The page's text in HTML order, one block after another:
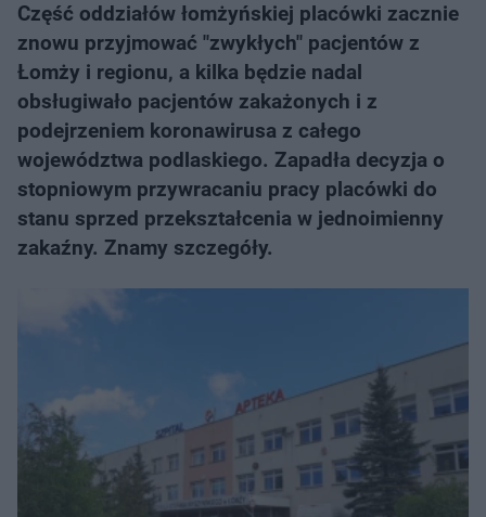
Część oddziałów łomżyńskiej placówki zacznie
znowu przyjmować "zwykłych" pacjentów z
Łomży i regionu, a kilka będzie nadal
obsługiwało pacjentów zakażonych i z
podejrzeniem koronawirusa z całego
województwa podlaskiego. Zapadła decyzja o
stopniowym przywracaniu pracy placówki do
stanu sprzed przekształcenia w jednoimienny
zakaźny. Znamy szczegóły.